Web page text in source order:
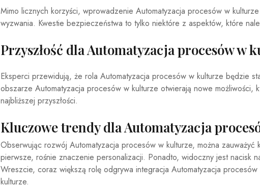
Mimo licznych korzyści, wprowadzenie Automatyzacja procesów w
wyzwania. Kwestie bezpieczeństwa to tylko niektóre z aspektów, które
Przyszłość dla Automatyzacja procesów w
Eksperci przewidują, że rola Automatyzacja procesów w kulturze będzie
obszarze Automatyzacja procesów w kulturze otwierają nowe możliwości,
najbliższej przyszłości.
Kluczowe trendy dla Automatyzacja
Obserwując rozwój Automatyzacja procesów w kulturze, można zauważyć
pierwsze, rośnie znaczenie personalizacji. Ponadto, widoczny jest nacisk
Wreszcie, coraz większą rolę odgrywa integracja Automatyzacja procesów
kulturze.